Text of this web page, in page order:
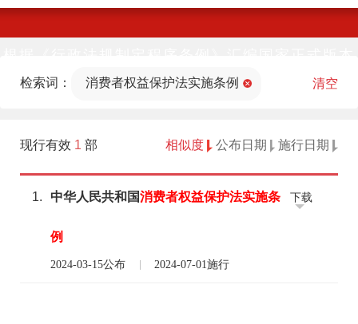
法部官网)同步公布
检索词： 消费者权益保护法实施条例 清空
现行有效 1 部 相似度 公布日期 施行日期
1. 中华人民共和国消费者权益保护法实施条
例
2024-03-15公布 2024-07-01施行
下载